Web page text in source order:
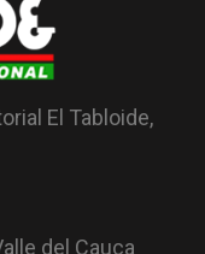
El Tabloide,
del Cauca